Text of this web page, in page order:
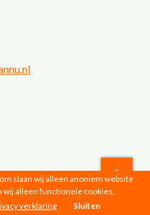
|Privacyverklaring
slaan wij alleen anoniem website
wij alleen functionele cookies,
verklaring Sluiten